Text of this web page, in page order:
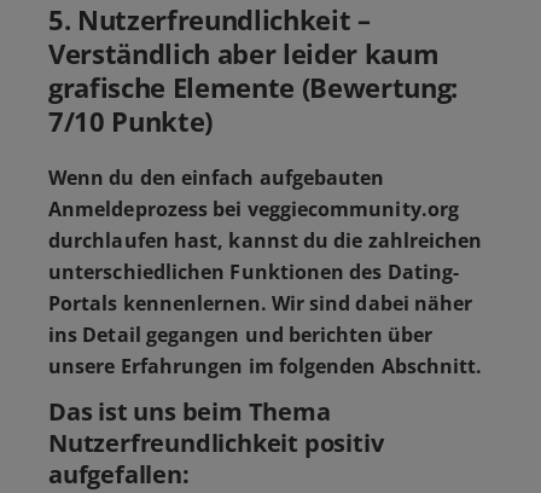
5. Nutzerfreundlichkeit –
Verständlich aber leider kaum
grafische Elemente (Bewertung:
7/10 Punkte)
Wenn du den einfach aufgebauten
Anmeldeprozess bei veggiecommunity.org
durchlaufen hast, kannst du die zahlreichen
unterschiedlichen Funktionen des Dating-
Portals kennenlernen. Wir sind dabei näher
ins Detail gegangen und berichten über
unsere Erfahrungen im folgenden Abschnitt.
Das ist uns beim Thema
Nutzerfreundlichkeit positiv
aufgefallen: